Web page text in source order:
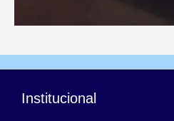
Institucional